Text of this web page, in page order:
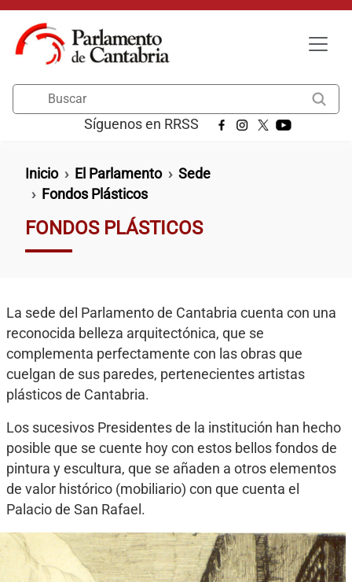
Pasar al contenido principal
Síguenos en RRSS
Ruta de navegación
Inicio El Parlamento
Sede
Fondos Plásticos
FONDOS PLÁSTICOS
La sede del Parlamento de Cantabria cuenta con una
reconocida belleza arquitectónica, que se
complementa perfectamente con las obras que
cuelgan de sus paredes, pertenecientes artistas
plásticos de Cantabria.
Los sucesivos Presidentes de la institución han hecho
posible que se cuente hoy con estos bellos fondos de
pintura y escultura, que se añaden a otros elementos
de valor histórico (mobiliario) con que cuenta el
Palacio de San Rafael.